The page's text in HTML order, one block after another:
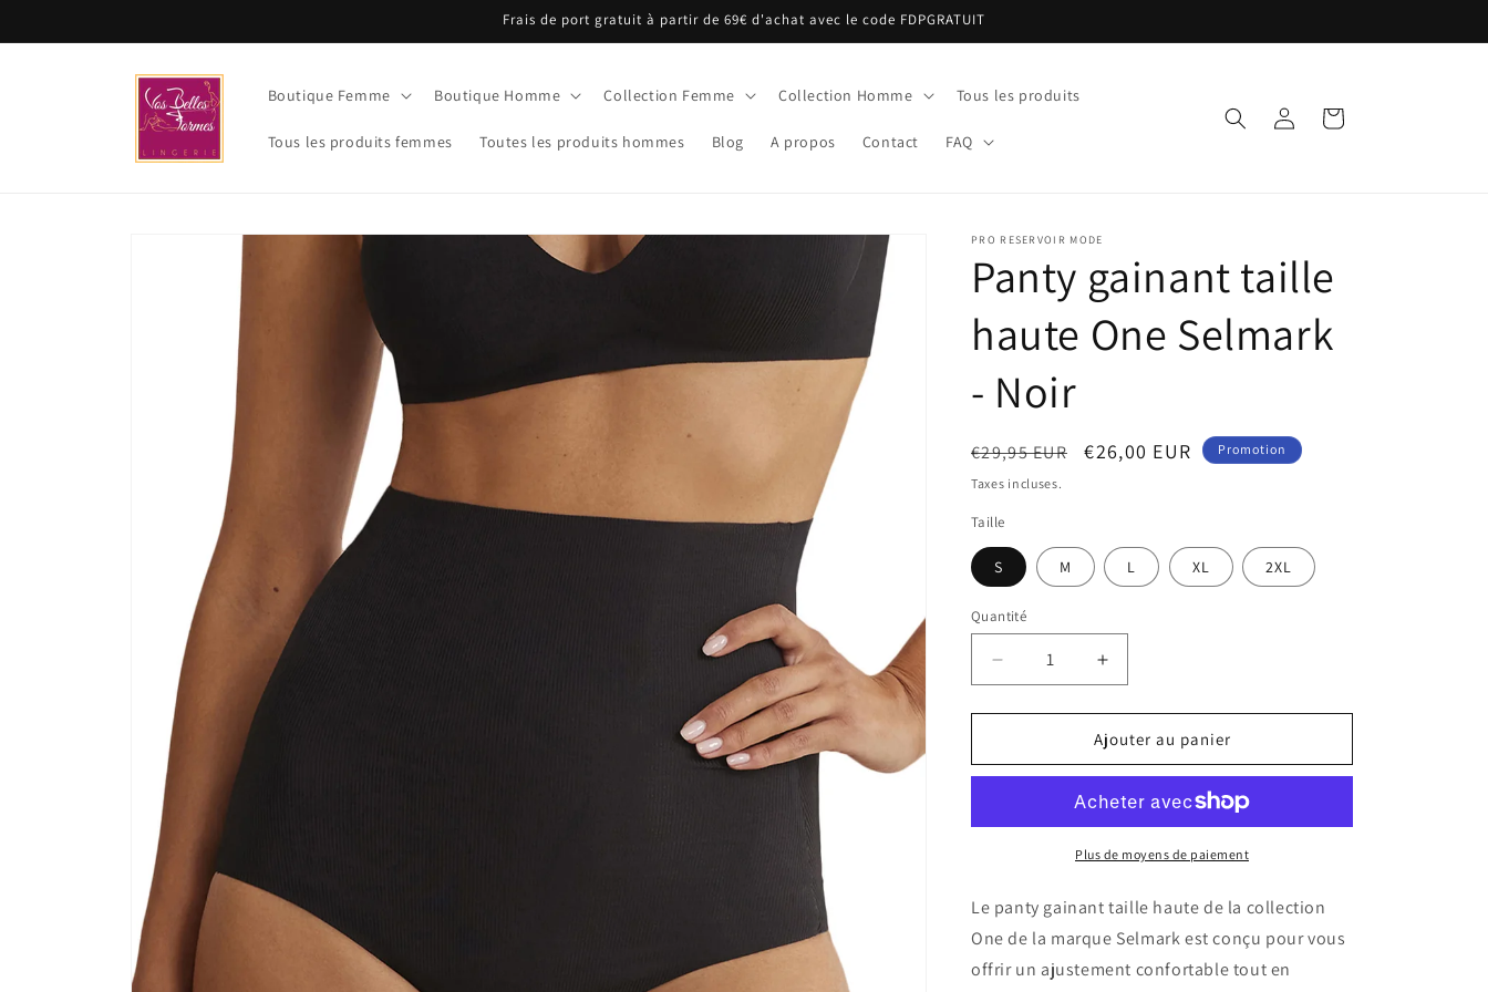
au
Frais de port gratuit à partir de 69€ d'achat avec le code FDPGRATUIT
Boutique Femme Boutique Homme Collection Femme Collection Homme Tous les produits
Tous les produits femmes Toutes les produits hommes Blog A propos Contact FAQ
Connexion Panier
informations
PRO RESERVOIR MODE
Panty gainant taille
haute One Selmark
- Noir
Prix
habituel
€29,95 EUR
Prix
€26,00 EUR Promotion
Taxes incluses.
Taille
S M L XL 2XL
Quantité
Réduire
la
quantité
Panty
haute
-
Noir
Augmenter
la
quantité
de
Panty
taille
haute
One
-
Ajouter au panier
Plus de moyens de paiement
Le panty gainant taille haute de la collection
One de la marque Selmark est conçu pour vous
offrir un ajustement confortable tout en